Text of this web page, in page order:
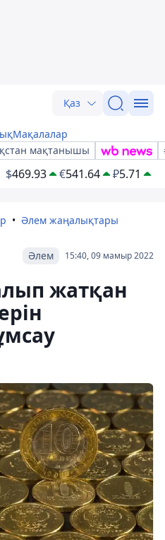
Қаз
Мақалалар
мақтанышы
$469.93 €541.64 ₽5.71
Әлем жаңалықтары
15:40, 09 мамыр 2022
Әлем
жатқан